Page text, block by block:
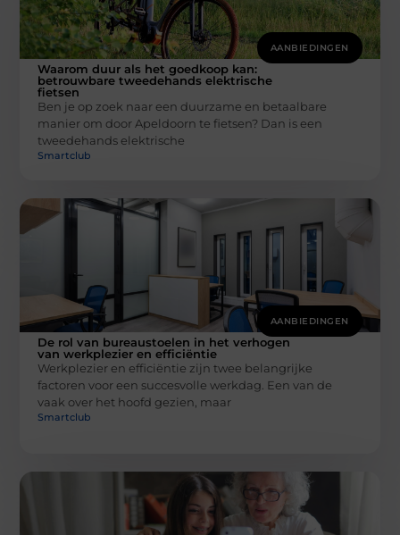
AANBIEDINGEN
Waarom duur als het goedkoop kan:
betrouwbare tweedehands elektrische
fietsen
Ben je op zoek naar een duurzame en betaalbare
manier om door Apeldoorn te fietsen? Dan is een
tweedehands elektrische
Smartclub
AANBIEDINGEN
De rol van bureaustoelen in het verhogen
van werkplezier en efficiëntie
Werkplezier en efficiëntie zijn twee belangrijke
factoren voor een succesvolle werkdag. Een van de
vaak over het hoofd gezien, maar
Smartclub